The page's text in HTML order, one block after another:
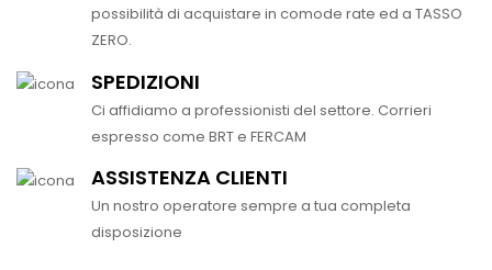
possibilità di acquistare in comode rate ed a TASSO
ZERO.
SPEDIZIONI
Ci affidiamo a professionisti del settore. Corrieri
espresso come BRT e FERCAM
ASSISTENZA CLIENTI
Un nostro operatore sempre a tua completa
disposizione